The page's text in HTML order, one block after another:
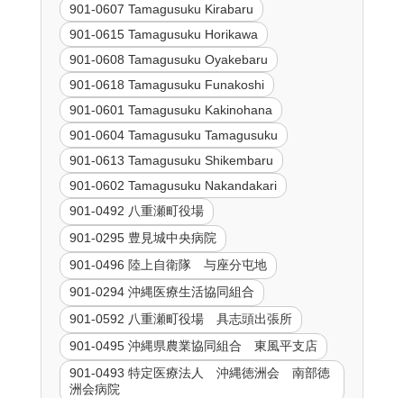
901-0607 Tamagusuku Kirabaru
901-0615 Tamagusuku Horikawa
901-0608 Tamagusuku Oyakebaru
901-0618 Tamagusuku Funakoshi
901-0601 Tamagusuku Kakinohana
901-0604 Tamagusuku Tamagusuku
901-0613 Tamagusuku Shikembaru
901-0602 Tamagusuku Nakandakari
901-0492 八重瀬町役場
901-0295 豊見城中央病院
901-0496 陸上自衛隊 与座分屯地
901-0294 沖縄医療生活協同組合
901-0592 八重瀬町役場 具志頭出張所
901-0495 沖縄県農業協同組合 東風平支店
901-0493 特定医療法人 沖縄徳洲会 南部徳
洲会病院